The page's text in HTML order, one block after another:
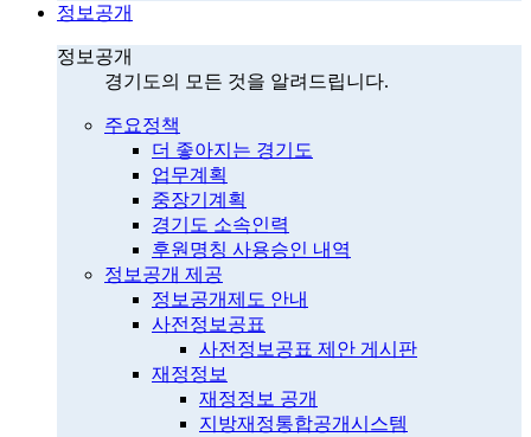
정보공개
정보공개
경기도의 모든 것을 알려드립니다.
주요정책
더 좋아지는 경기도
업무계획
중장기계획
경기도 소속인력
후원명칭 사용승인 내역
정보공개 제공
정보공개제도 안내
사전정보공표
사전정보공표 제안 게시판
재정정보
재정정보 공개
지방재정통합공개시스템